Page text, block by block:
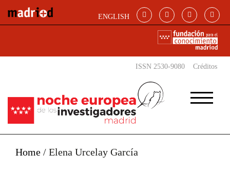
ENGLISH
ISSN 2530-9080 Créditos
Home / Elena Urcelay García